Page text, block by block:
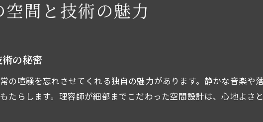
間と技術の魅力
の秘密
の喧騒を忘れさせてくれる独自の魅力があります。静かな音楽や
たらします。理容師が細部までこだわった空間設計は、心地よさ